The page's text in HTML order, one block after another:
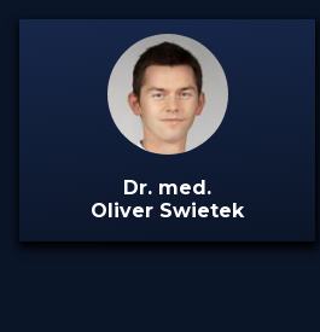
Dr. med.
Oliver Swietek